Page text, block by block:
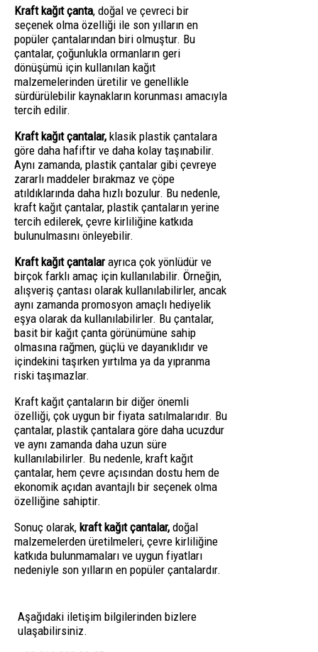
Kraft kağıt çanta, doğal ve çevreci bir
seçenek olma özelliği ile son yılların en
popüler çantalarından biri olmuştur. Bu
çantalar, çoğunlukla ormanların geri
dönüşümü için kullanılan kağıt
malzemelerinden üretilir ve genellikle
sürdürülebilir kaynakların korunması amacıyla
tercih edilir.
Kraft kağıt çantalar, klasik plastik çantalara
göre daha hafiftir ve daha kolay taşınabilir.
Aynı zamanda, plastik çantalar gibi çevreye
zararlı maddeler bırakmaz ve çöpe
atıldıklarında daha hızlı bozulur. Bu nedenle,
kraft kağıt çantalar, plastik çantaların yerine
tercih edilerek, çevre kirliliğine katkıda
bulunulmasını önleyebilir.
Kraft kağıt çantalarayrıca çok yönlüdür ve
birçok farklı amaç için kullanılabilir. Örneğin,
alışveriş çantası olarak kullanılabilirler, ancak
aynı zamanda promosyon amaçlı hediyelik
eşya olarak da kullanılabilirler. Bu çantalar,
basit bir kağıt çanta görünümüne sahip
olmasına rağmen, güçlü ve dayanıklıdır ve
içindekini taşırken yırtılma ya da yıpranma
riski taşımazlar.
Kraft kağıt çantaların bir diğer önemli
özelliği, çok uygun bir fiyata satılmalarıdır. Bu
çantalar, plastik çantalara göre daha ucuzdur
ve aynı zamanda daha uzun süre
kullanılabilirler. Bu nedenle, kraft kağıt
çantalar, hem çevre açısından dostu hem de
ekonomik açıdan avantajlı bir seçenek olma
özelliğine sahiptir.
Sonuç olarak, kraft kağıt çantalar, doğal
malzemelerden üretilmeleri, çevre kirliliğine
katkıda bulunmamaları ve uygun fiyatları
nedeniyle son yılların en popüler çantalardır.
Aşağıdaki iletişim bilgilerinden bizlere
ulaşabilirsiniz.